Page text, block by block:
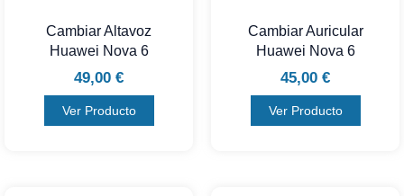
Cambiar Altavoz
Huawei Nova 6
49,00 €
Ver Producto
Cambiar Auricular
Huawei Nova 6
45,00 €
Ver Producto